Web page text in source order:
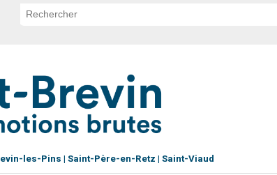
les-Pins Saint-Père-en-Retz Saint-Viaud